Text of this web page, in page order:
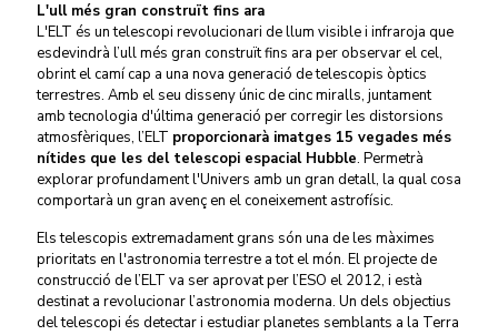
L'ull més gran construït fins ara
L'ELT és un telescopi revolucionari de llum visible i infraroja que
esdevindrà l’ull més gran construït fins ara per observar el cel,
obrint el camí cap a una nova generació de telescopis òptics
terrestres. Amb el seu disseny únic de cinc miralls, juntament
amb tecnologia d'última generació per corregir les distorsions
atmosfèriques, l’ELT proporcionarà imatges 15 vegades més
nítides que les del telescopi espacial Hubble. Permetrà
explorar profundament l'Univers amb un gran detall, la qual cosa
comportarà un gran avenç en el coneixement astrofísic.
Els telescopis extremadament grans són una de les màximes
prioritats en l'astronomia terrestre a tot el món. El projecte de
construcció de l’ELT va ser aprovat per l’ESO el 2012, i està
destinat a revolucionar l’astronomia moderna. Un dels objectius
del telescopi és detectar i estudiar planetes semblants a la Terra